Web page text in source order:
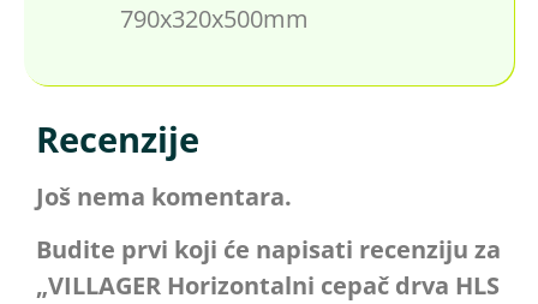
790x320x500mm
Recenzije
Još nema komentara.
Budite prvi koji će napisati recenziju za
„VILLAGER Horizontalni cepač drva HLS